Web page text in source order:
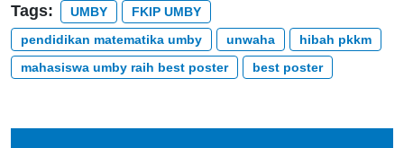
Tags: UMBY
FKIP UMBY
pendidikan matematika umby
unwaha
hibah pkkm
mahasiswa umby raih best poster
best poster